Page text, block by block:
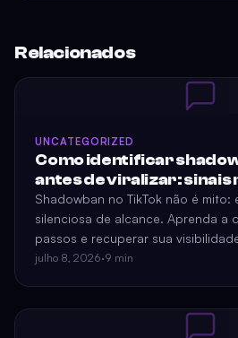
Relacionados
UNCATEGORIZED
Como identificar
antes de viralizar: sinais
Shadowban no TikTok não é
silenciosa de alcance. Aprenda a
passos e recuperar sua
crescimento.
julho 8, 2026·9 min